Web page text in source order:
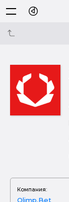
Компания:
Olimp.Bet